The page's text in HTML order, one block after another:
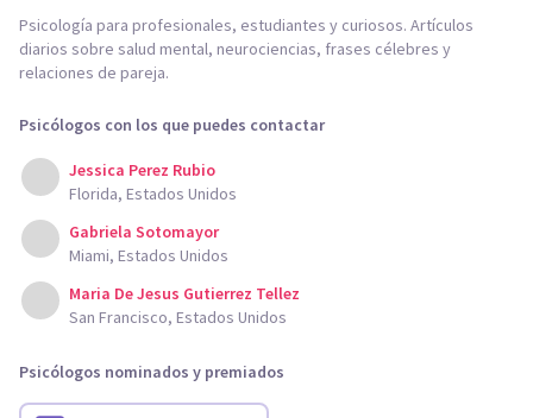
Psicología para profesionales, estudiantes y curiosos. Artículos
diarios sobre salud mental, neurociencias, frases célebres y
relaciones de pareja.
Psicólogos con los que puedes contactar
Jessica Perez Rubio
Florida, Estados Unidos
Gabriela Sotomayor
Miami, Estados Unidos
Maria De Jesus Gutierrez Tellez
San Francisco, Estados Unidos
Psicólogos nominados y premiados